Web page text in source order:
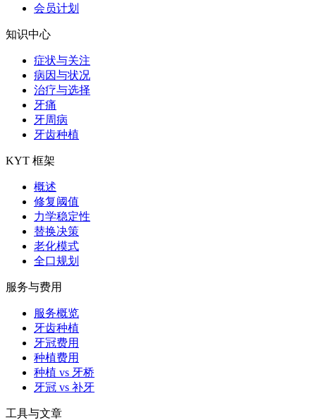
会员计划
知识中心
症状与关注
病因与状况
治疗与选择
牙痛
牙周病
牙齿种植
KYT 框架
概述
修复阈值
力学稳定性
替换决策
老化模式
全口规划
服务与费用
服务概览
牙齿种植
牙冠费用
种植费用
种植 vs 牙桥
牙冠 vs 补牙
工具与文章